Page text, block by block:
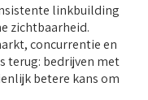
linkbuilding
zichtbaarheid.
concurrentie en
terug: bedrijven met
betere kans om